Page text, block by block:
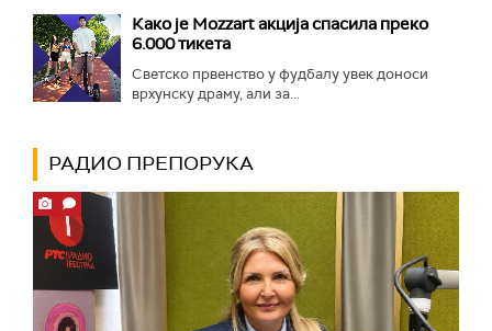
Како је Mozzart акција спасила преко
6.000 тикета
Светско првенство у фудбалу увек доноси
врхунску драму, али за...
РАДИО ПРЕПОРУКА